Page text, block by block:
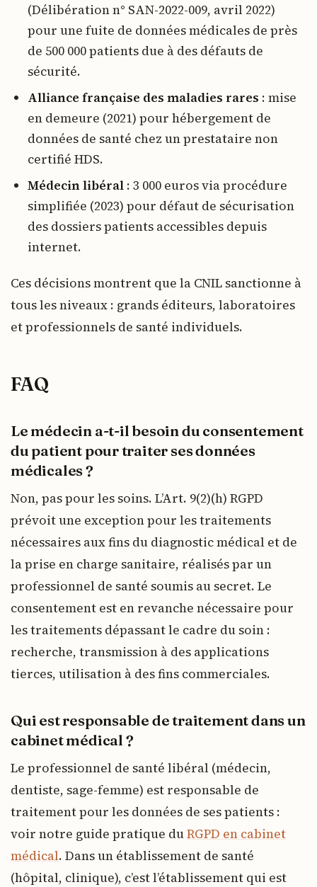
(Délibération n° SAN-2022-009, avril 2022)
pour une fuite de données médicales de près
de 500 000 patients due à des défauts de
sécurité.
Alliance française des maladies rares : mise
en demeure (2021) pour hébergement de
données de santé chez un prestataire non
certifié HDS.
Médecin libéral : 3 000 euros via procédure
simplifiée (2023) pour défaut de sécurisation
des dossiers patients accessibles depuis
internet.
Ces décisions montrent que la CNIL sanctionne à
tous les niveaux : grands éditeurs, laboratoires
et professionnels de santé individuels.
FAQ
Le médecin a-t-il besoin du consentement
du patient pour traiter ses données
médicales ?
Non, pas pour les soins. L’Art. 9(2)(h) RGPD
prévoit une exception pour les traitements
nécessaires aux fins du diagnostic médical et de
la prise en charge sanitaire, réalisés par un
professionnel de santé soumis au secret. Le
consentement est en revanche nécessaire pour
les traitements dépassant le cadre du soin :
recherche, transmission à des applications
tierces, utilisation à des fins commerciales.
Qui est responsable de traitement dans un
cabinet médical ?
Le professionnel de santé libéral (médecin,
dentiste, sage-femme) est responsable de
traitement pour les données de ses patients :
voir notre guide pratique duRGPD en cabinet
médical. Dans un établissement de santé
(hôpital, clinique), c’est l’établissement qui est